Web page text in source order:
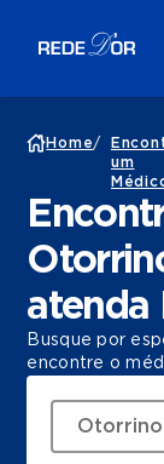
Home/
um
atenda
Busque por
encontre o